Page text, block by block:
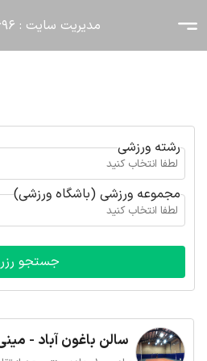
مدیریت سایت : 09155046696
رشته ورزشی
لطفا انتخاب کنید
مجموعه ورزشی (باشگاه ورزشی)
لطفا انتخاب کنید
سالن باغون آباد -